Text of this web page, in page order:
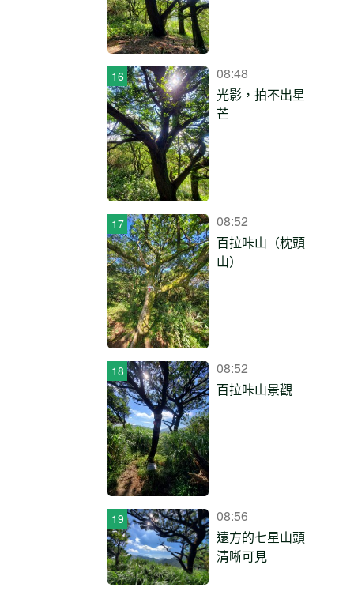
08:48
光影，拍不出星
芒
08:52
百拉咔山（枕頭
山）
08:52
百拉咔山景觀
08:56
遠方的七星山頭
清晰可見